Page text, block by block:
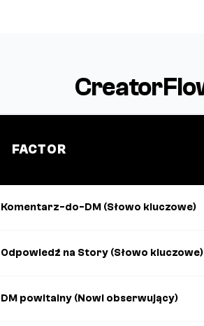
FACTOR
Komentarz-do-DM (Słowo kluczowe)
Odpowiedź na Story (Słowo kluczowe)
DM powitalny (Nowi obserwujący)